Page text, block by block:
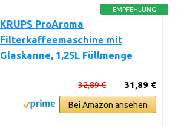
EMPFEHLUNG
KRUPS ProAroma
Filterkaffeemaschine mit
Glaskanne, 1,25L Füllmenge
31,89 €
32,89 €
Bei Amazon ansehen